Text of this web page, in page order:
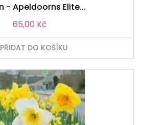
- Apeldoorns Elite...
Cena
65,00 Kč
PŘIDAT DO KOŠÍKU